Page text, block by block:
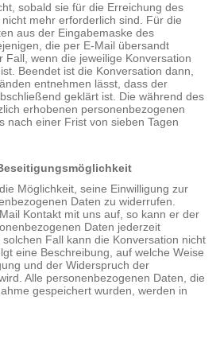
sobald sie für die Erreichung des
mehr erforderlich sind. Für die
aus der Eingabemaske des
die per E-Mail übersandt
Fall, wenn die jeweilige Konversation
Beendet ist die Konversation dann,
entnehmen lässt, dass der
geklärt ist. Die während des
erhobenen personenbezogenen
nach einer Frist von sieben Tagen
Möglichkeit, seine Einwilligung zur
Daten zu widerrufen.
Kontakt mit uns auf, so kann er der
Daten jederzeit
Fall kann die Konversation nicht
eine Beschreibung, auf welche Weise
und der Widerspruch der
Alle personenbezogenen Daten, die
gespeichert wurden, werden in